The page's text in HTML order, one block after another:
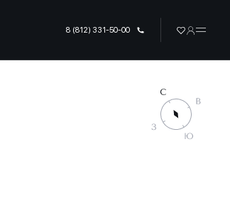
8 (812) 331-50-00